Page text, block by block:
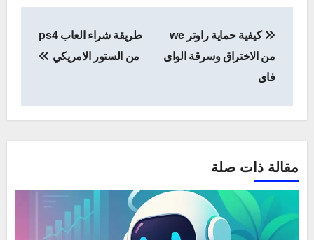
المقالات
كيفية حماية راوتر we
من الاختراق وسرقة الواى
فاى
طريقة شراء العاب ps4
من الستور الامريكي
مقالة ذات صلة